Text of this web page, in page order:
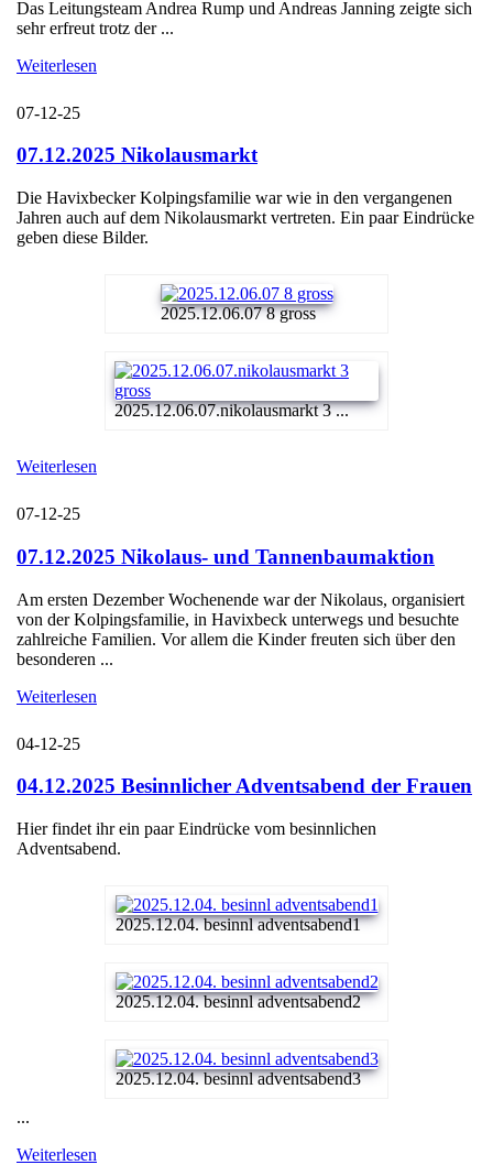
Das Leitungsteam Andrea Rump und Andreas Janning zeigte sich
sehr erfreut trotz der ...
Weiterlesen
07-12-25
07.12.2025 Nikolausmarkt
Die Havixbecker Kolpingsfamilie war wie in den vergangenen
Jahren auch auf dem Nikolausmarkt vertreten. Ein paar Eindrücke
geben diese Bilder.
2025.12.06.07 8 gross
2025.12.06.07.nikolausmarkt 3 ...
Weiterlesen
07-12-25
07.12.2025 Nikolaus- und Tannenbaumaktion
Am ersten Dezember Wochenende war der Nikolaus, organisiert
von der Kolpingsfamilie, in Havixbeck unterwegs und besuchte
zahlreiche Familien. Vor allem die Kinder freuten sich über den
besonderen ...
Weiterlesen
04-12-25
04.12.2025 Besinnlicher Adventsabend der Frauen
Hier findet ihr ein paar Eindrücke vom besinnlichen
Adventsabend.
2025.12.04. besinnl adventsabend1
2025.12.04. besinnl adventsabend2
2025.12.04. besinnl adventsabend3
...
Weiterlesen